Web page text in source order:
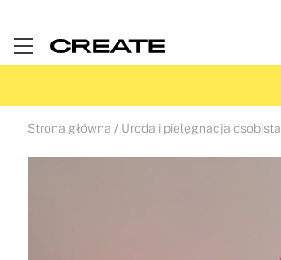
Open
Strona główna Uroda i pielęgnacja osobista